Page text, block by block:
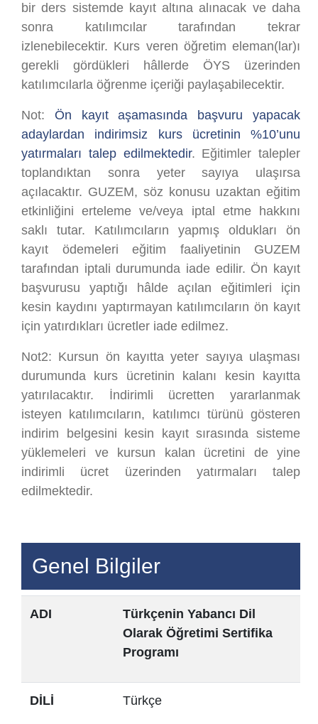
bir ders sistemde kayıt altına alınacak ve daha
sonra katılımcılar tarafından tekrar
izlenebilecektir. Kurs veren öğretim eleman(lar)ı
gerekli gördükleri hâllerde ÖYS üzerinden
katılımcılarla öğrenme içeriği paylaşabilecektir.
Not: Ön kayıt aşamasında başvuru yapacak
adaylardan indirimsiz kurs ücretinin %10’unu
yatırmaları talep edilmektedir. Eğitimler talepler
toplandıktan sonra yeter sayıya ulaşırsa
açılacaktır. GUZEM, söz konusu uzaktan eğitim
etkinliğini erteleme ve/veya iptal etme hakkını
saklı tutar. Katılımcıların yapmış oldukları ön
kayıt ödemeleri eğitim faaliyetinin GUZEM
tarafından iptali durumunda iade edilir. Ön kayıt
başvurusu yaptığı hâlde açılan eğitimleri için
kesin kaydını yaptırmayan katılımcıların ön kayıt
için yatırdıkları ücretler iade edilmez.
Not2: Kursun ön kayıtta yeter sayıya ulaşması
durumunda kurs ücretinin kalanı kesin kayıtta
yatırılacaktır. İndirimli ücretten yararlanmak
isteyen katılımcıların, katılımcı türünü gösteren
indirim belgesini kesin kayıt sırasında sisteme
yüklemeleri ve kursun kalan ücretini de yine
indirimli ücret üzerinden yatırmaları talep
edilmektedir.
Genel Bilgiler
ADI
Türkçenin Yabancı Dil
Olarak Öğretimi Sertifika
Programı
DİLİ Türkçe